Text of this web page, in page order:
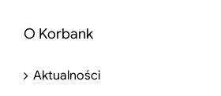
O Korbank
Aktualności